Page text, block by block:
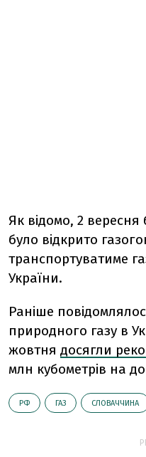
Як відомо, 2 вересня
було відкрито
транспортуватиме
України.
Раніше
природного газу в
жовтня досягли
млн кубометрів на
РФ ГАЗ СЛОВАЧЧИНА